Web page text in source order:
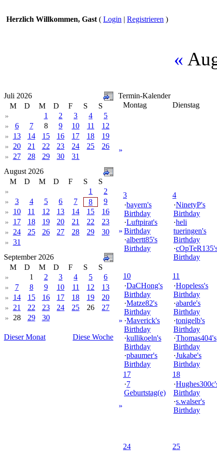
Herzlich Willkommen, Gast ( Login | Registrieren )
«
Juli 2026
M
D M D F S
S
»
1 2 3 4
5
»
6 7 8 9 10 11
12
»
13 14 15 16 17 18
19
»
20 21 22 23 24 25
26
»
27 28 29 30
31
August 2026
M
D M D F S
S
»
1
2
»
3 4 5 6 7 8
9
»
10 11 12 13 14 15
16
»
17 18 19 20 21 22
23
»
24 25 26 27 28 29
30
» 31
September 2026
M
D M D F S
S
»
1 2 3 4 5
6
»
7 8 9 10 11 12
13
»
14 15 16 17 18 19
20
»
21 22 23 24 25 26
27
»
28 29 30
Dieser Monat Diese Woche
Termin-Kalender
Montag
Dienstag
»
»
3
·bayern's
Birthday
·Luftpirat's
Birthday
·albertt85's
Birthday
4
·NinetyP's
Birthday
·heli
tueringen's
Birthday
·
Birthday
»
10
·DaCHong's
Birthday
·Matze82's
Birthday
·Maverick's
Birthday
·kullikoeln's
Birthday
·pbaumer's
Birthday
11
·Hopeless's
Birthday
·abarde's
Birthday
·tonigelb's
Birthday
·Thomas404's
Birthday
·Jukabe's
Birthday
»
17
·7
Geburtstag(e)
18
·
Birthday
·s.walser's
Birthday
24
25